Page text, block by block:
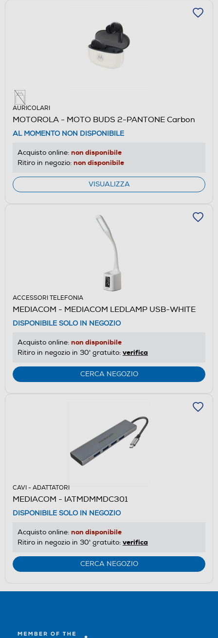
AURICOLARI
MOTOROLA - MOTO BUDS 2-PANTONE Carbon
AL MOMENTO NON DISPONIBILE
Acquisto online: non disponibile
Ritiro in negozio: non disponibile
VISUALIZZA
ACCESSORI TELEFONIA
MEDIACOM - MEDIACOM LEDLAMP USB-WHITE
DISPONIBILE SOLO IN NEGOZIO
Acquisto online: non disponibile
Ritiro in negozio in 30' gratuito: verifica
CERCA NEGOZIO
CAVI - ADATTATORI
MEDIACOM - IATMDMMDC301
DISPONIBILE SOLO IN NEGOZIO
Acquisto online: non disponibile
Ritiro in negozio in 30' gratuito: verifica
CERCA NEGOZIO